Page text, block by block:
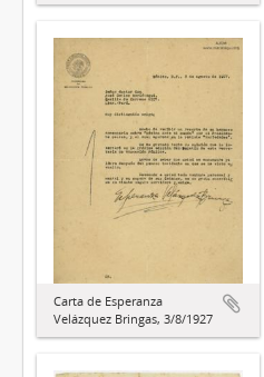
Carta de Esperanza
Velázquez Bringas, 3/8/1927